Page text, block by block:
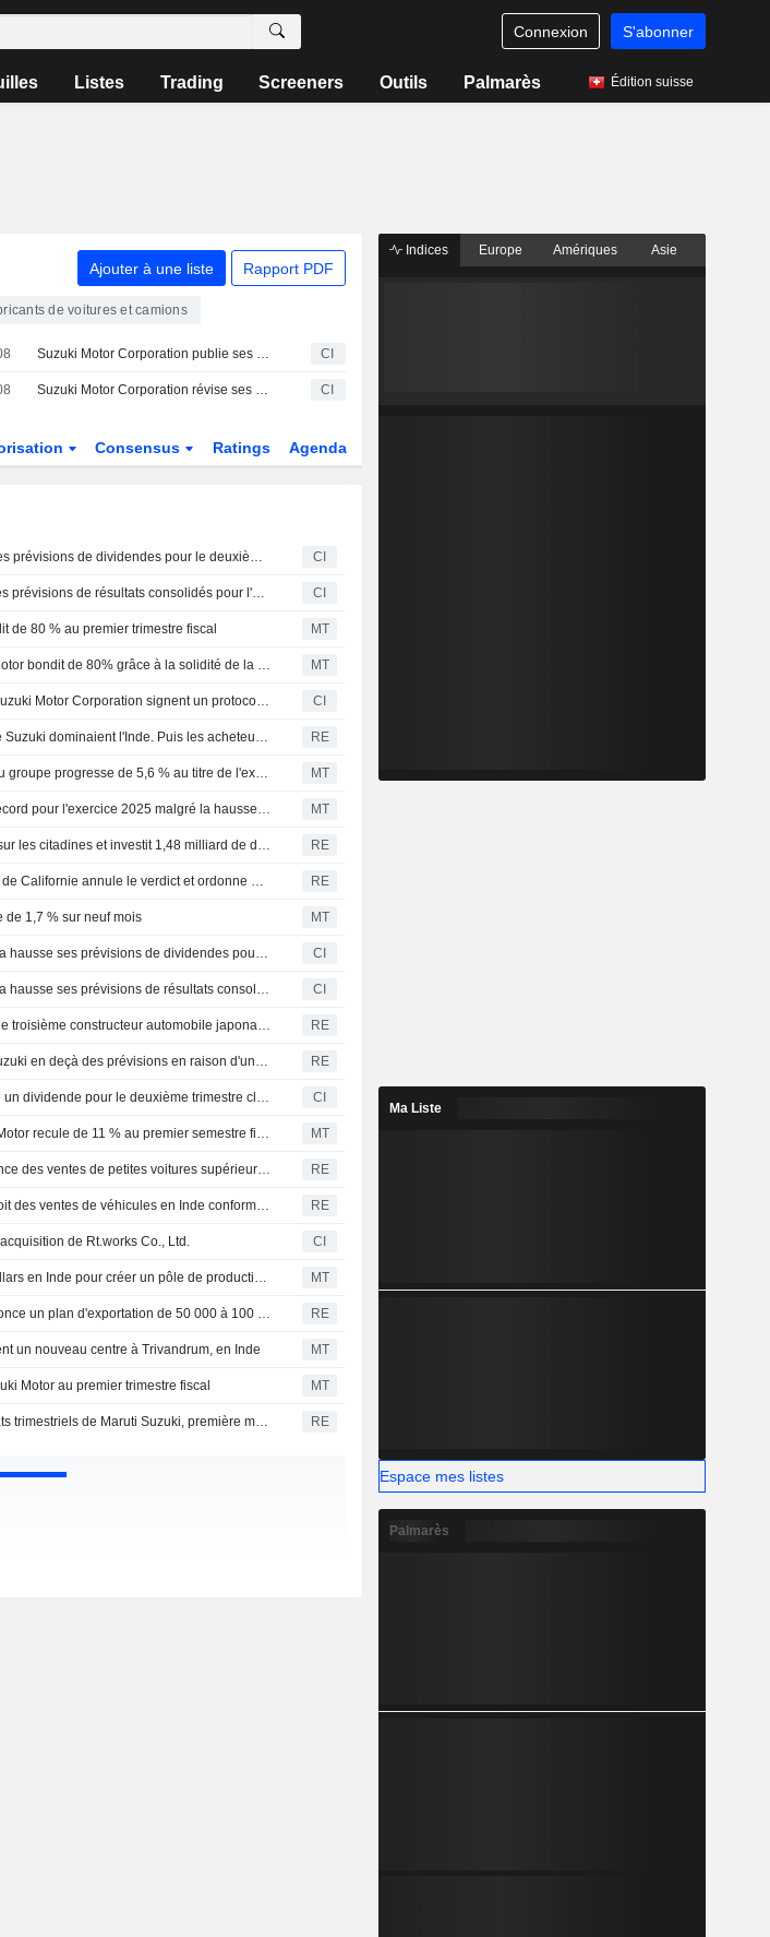
Connexion S'abonner
Listes Trading Screeners Outils Palmarès Édition suisse
Ajouter à une liste Rapport PDF
de voitures et camions
Suzuki Motor Corporation publie ses prévisions de dividendes pour le deuxième trimestre et l'ensemble de l'exercice clos le 31 mars 2027 CI
Suzuki Motor Corporation révise ses prévisions de résultats consolidés pour l'exercice clos le 31 mars 2027 CI
Consensus Ratings Agenda
Suzuki Motor Corporation publie ses prévisions de dividendes pour le deuxième trimestre et l'ensemble de l'exercice clos le 31 mars 2027 CI
Suzuki Motor Corporation révise ses prévisions de résultats consolidés pour l'exercice clos le 31 mars 2027 CI
de 80 % au premier trimestre fiscal MT
Le bénéfice trimestriel de Suzuki Motor bondit de 80% grâce à la solidité de la demande internationale MT
Air India Limited, SkyDrive Inc. et Suzuki Motor Corporation signent un protocole d'accord pour une étude de faisabilité sur la logistique médicale aérienne en Inde CI
Les voitures d'entrée de gamme de Suzuki dominaient l'Inde. Puis les acheteurs ont exigé du luxe. RE
Suzuki Motor : le résultat net part du groupe progresse de 5,6 % au titre de l'exercice 2025 MT
Suzuki Motor affiche un bénéfice record pour l'exercice 2025 malgré la hausse des coûts MT
La filiale indienne de Suzuki mise sur les citadines et investit 1,48 milliard de dollars pour accroître ses capacités RE
Suzuki Motor USA : la cour d'appel de Californie annule le verdict et ordonne un nouveau procès RE
de 1,7 % sur neuf mois MT
Suzuki Motor Corporation revoit à la hausse ses prévisions de dividendes pour l'exercice 2025 CI
Suzuki Motor Corporation revoit à la hausse ses prévisions de résultats consolidés pour l'exercice se terminant le 31 mars 2026 CI
Suzuki dépasse Nissan et devient le troisième constructeur automobile japonais en 2025 RE
Le bénéfice trimestriel de Maruti Suzuki en deçà des prévisions en raison d'une charge exceptionnelle et de la hausse des coûts RE
Suzuki Motor Corporation annonce un dividende pour le deuxième trimestre clos le 30 septembre 2025, payable le 28 novembre 2025 CI
Le bénéfice attribuable de Suzuki Motor recule de 11 % au premier semestre fiscal MT
Maruti Suzuki anticipe une croissance des ventes de petites voitures supérieure à celle des SUV grâce à la baisse des taxes en Inde RE
Le président de Suzuki Motor prévoit des ventes de véhicules en Inde conformes ou légèrement supérieures aux prévisions pour cet exercice RE
de Rt.works Co., Ltd. CI
Suzuki va investir 8 milliards de dollars en Inde pour créer un pôle de production de véhicules électriques MT
Le président de Maruti Suzuki annonce un plan d'exportation de 50 000 à 100 000 véhicules électriques par an RE
un nouveau centre à Trivandrum, en Inde MT
Motor au premier trimestre fiscal MT
Les exportations dopent les résultats trimestriels de Maruti Suzuki, première marque automobile indienne RE
Indices Europe Amériques Asie
Ma Liste
Espace mes listes
Palmarès